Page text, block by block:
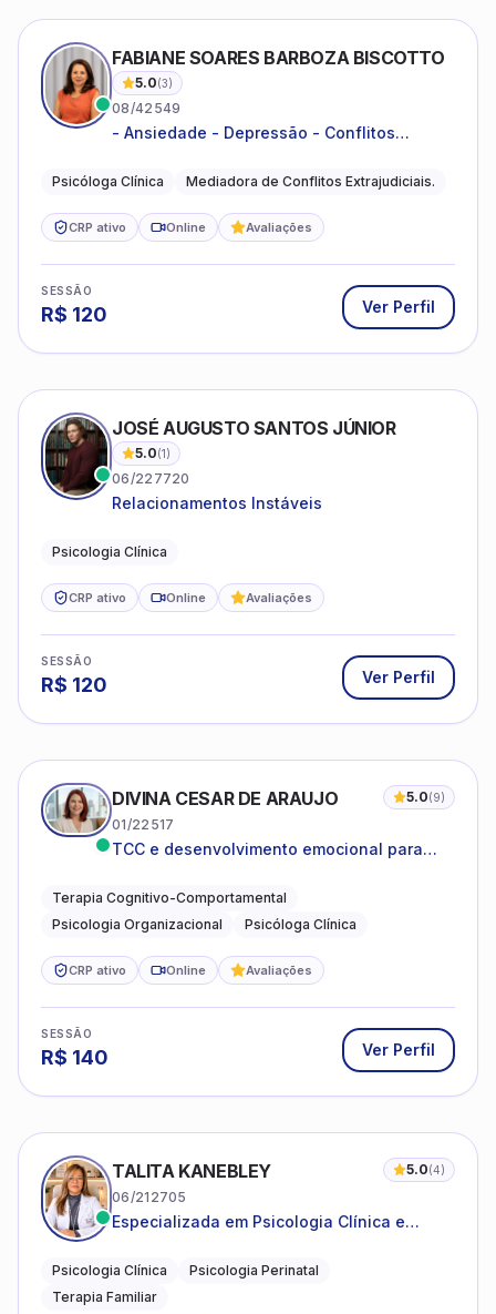
FABIANE SOARES BARBOZA BISCOTTO
5.0(3)
08/42549
- Ansiedade - Depressão - Conflitos
relacionamentos - Autoestima -
Psicóloga Clínica Mediadora de Conflitos Extrajudiciais.
CRP ativo Online Avaliações
SESSÃO
R$ 120 Ver Perfil
JOSÉ AUGUSTO SANTOS JÚNIOR
5.0(1)
06/227720
Relacionamentos Instáveis
Psicologia Clínica
CRP ativo Online Avaliações
SESSÃO
R$ 120 Ver Perfil
DIVINA CESAR DE ARAUJO 5.0(9)
01/22517
TCC e desenvolvimento emocional para
Terapia Cognitivo-Comportamental
Psicologia Organizacional
Psicóloga Clínica
CRP ativo Online Avaliações
SESSÃO
R$ 140 Ver Perfil
TALITA KANEBLEY 5.0(4)
06/212705
Especializada em Psicologia Clínica e
famílias
Psicologia Clínica
Psicologia Perinatal
Terapia Familiar